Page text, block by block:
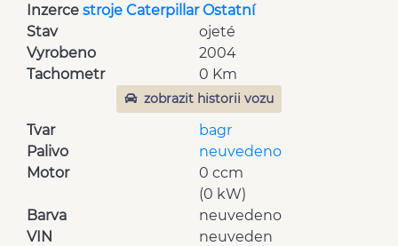
Inzerce stroje Caterpillar Ostatní
Stav
ojeté
Vyrobeno
2004
Tachometr
0 Km
zobrazit historii vozu
Tvar
bagr
Palivo
neuvedeno
Motor
0 ccm
(0 kW)
Barva
neuvedeno
VIN
neuveden